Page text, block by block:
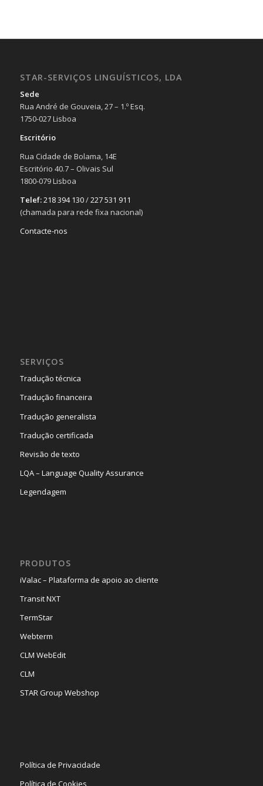
STAR-SERVIÇOS LINGUÍSTICOS, LDA
Sede
Rua André de Gouveia, 27 – 1.º Esq.
1750-027 Lisboa
Escritório
Rua Cidade de Bolama, 14E
Escritório 40.7 – Olivais Sul
1800-079 Lisboa
Telef:218 394 130/227 531 911
(chamada para rede fixa nacional)
Contacte-nos
SERVIÇOS
Tradução técnica
Tradução financeira
Tradução generalista
Tradução certificada
Revisão de texto
LQA – Language Quality Assurance
Legendagem
PRODUTOS
iValac – Plataforma de apoio ao cliente
Transit NXT
TermStar
Webterm
CLM WebEdit
CLM
STAR Group Webshop
Política de Privacidade
Política de Cookies